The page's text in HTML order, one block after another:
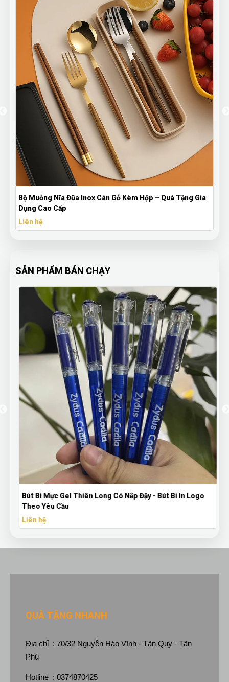
Bộ Muỗng Nĩa Đũa Inox Cán Gỗ Kèm Hộp – Quà Tặng Gia
Dụng Cao Cấp
Liên hệ
SẢN PHẨM BÁN CHẠY
Bút Bi Mực Gel Thiên Long Có Nắp Đậy - Bút Bi In Logo
Theo Yêu Cầu
Liên hệ
QUÀ TẶNG NHANH
Địa chỉ : 70/32 Nguyễn Háo Vĩnh - Tân Quý - Tân
Phú
Hotline : 0374870425